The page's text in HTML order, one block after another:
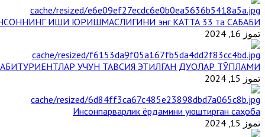
ИШИ ЮРИШМАСЛИГИНИ энг КАТТА 33 та САБАБИ
تموز 16, 2024
АБИТУРИЕНТЛАР УЧУН ТАВСИЯ ЭТИЛГАН ДУОЛАР ТЎПЛАМИ
تموز 15, 2024
Инсонпарварлик ёрдамини уюштирган саҳоба
تموز 15, 2024